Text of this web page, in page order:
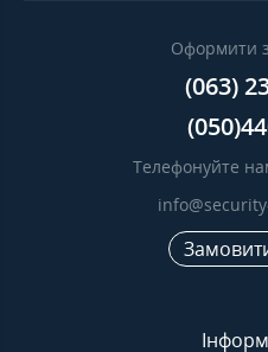
Оформити
(063)
Телефонуйте